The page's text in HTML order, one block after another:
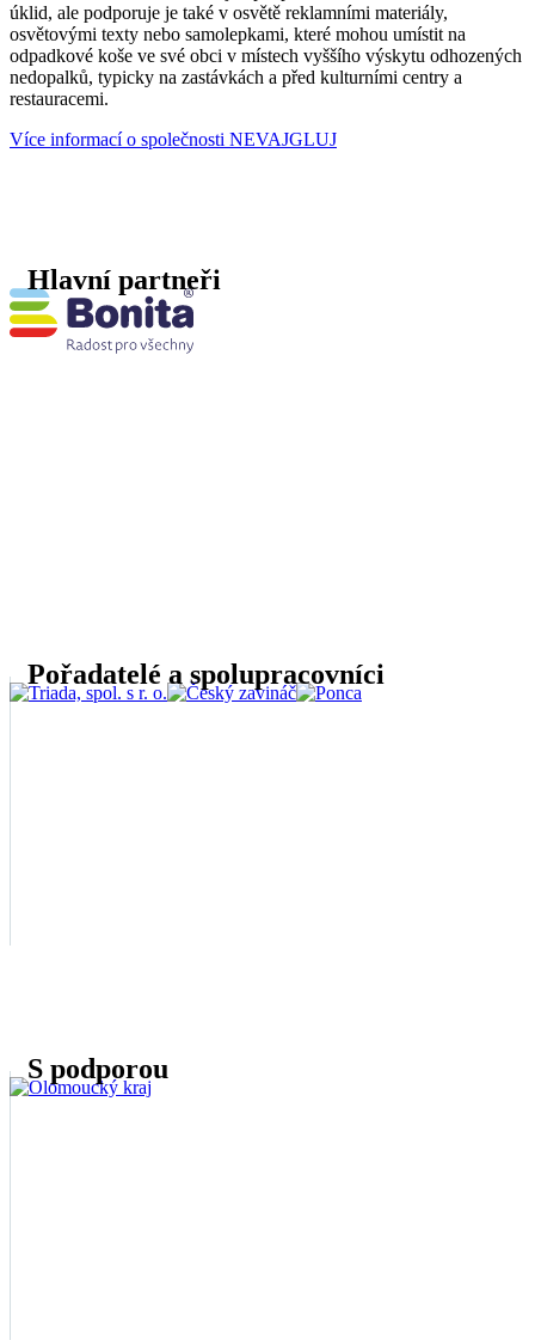
úklid, ale podporuje je také v osvětě reklamními materiály,
osvětovými texty nebo samolepkami, které mohou umístit na
odpadkové koše ve své obci v místech vyššího výskytu odhozených
nedopalků, typicky na zastávkách a před kulturními centry a
restauracemi.
Více informací o společnosti NEVAJGLUJ
Hlavní partneři
Pořadatelé a spolupracovníci
S podporou